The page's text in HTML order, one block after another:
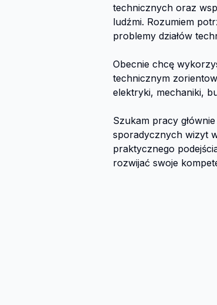
technicznych oraz
ludźmi. Rozumiem
problemy działów
Obecnie chcę
technicznym
elektryki, mechaniki,
Szukam pracy
sporadycznych wizyt
praktycznego
rozwijać swoje